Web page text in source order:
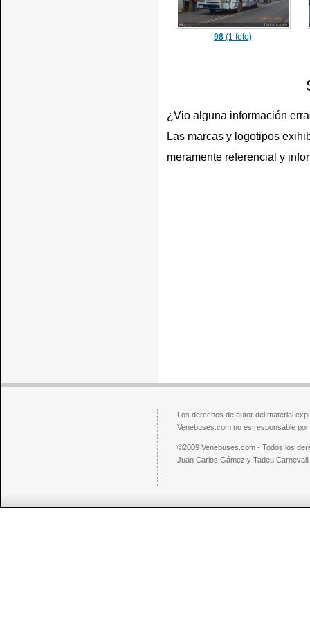
98 (1 foto)
¿Vio alguna información
Las marcas y logotipos
meramente referencial y
Los derechos de autor del material
Venebuses.com no es responsable
©2009 Venebuses.com - Todos los
Juan Carlos Gámez y Tadeu Carnevalli